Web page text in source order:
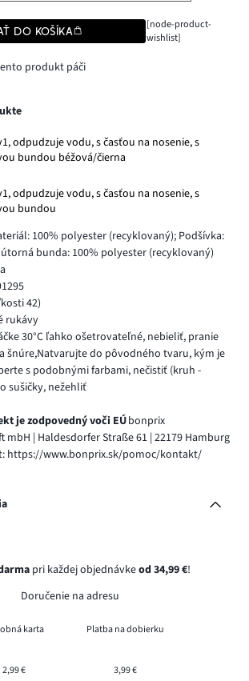
DO KOŠÍKA
[node-product-
wishlist]
produkt páči
odpudzuje vodu, s časťou na nosenie, s
bundou béžová/čierna
odpudzuje vodu, s časťou na nosenie, s
bundou
100% polyester (recyklovaný); Podšívka:
bunda: 100% polyester (recyklovaný)
42)
rukávy
30°C ľahko ošetrovateľné, nebieliť, pranie
šnúre,Natvarujte do pôvodného tvaru, kým je
s podobnými farbami, nečistiť (kruh -
sušičky, nežehliť
je zodpovedný voči EÚbonprix
mbH | Haldesdorfer Straße 61 | 22179 Hamburg
https://www.bonprix.sk/pomoc/kontakt/
pri každej objednávkeod 34,99 €!
Doručenie na adresu
karta Platba na dobierku
2,99 € 3,99 €